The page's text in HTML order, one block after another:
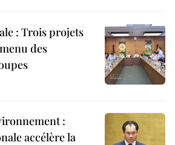
: Trois projets
des
:
accélère la